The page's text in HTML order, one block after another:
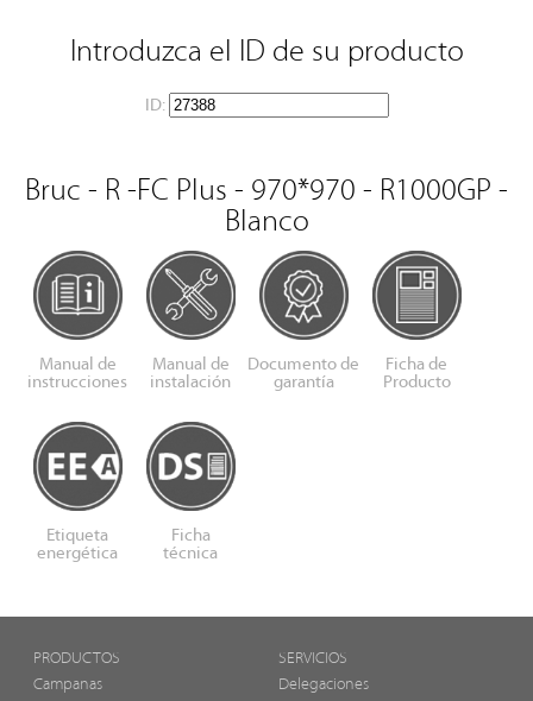
Introduzca el ID de su producto
ID:
Bruc - R -FC Plus - 970*970 - R1000GP -
Blanco
Manual de
instrucciones
Manual de
instalación
Documento de
garantía
Ficha de
Producto
Etiqueta
energética
Ficha
técnica
PRODUCTOS
Campanas
SERVICIOS
Delegaciones